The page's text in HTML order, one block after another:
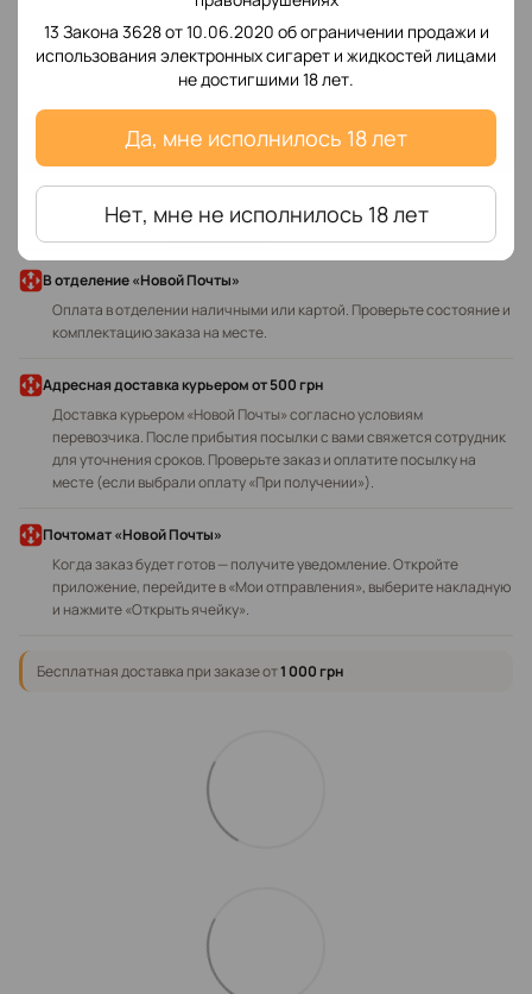
13 Закона 3628 от 10.06.2020 об ограничении продажи и
использования электронных сигарет и жидкостей лицами
не достигшими 18 лет.
Да, мне исполнилось 18 лет
Нет, мне не исполнилось 18 лет
Добавьте первый отзыв
Написать отзыв
Доставка Оплата
В отделение «Новой Почты»
Оплата в отделении наличными или картой. Проверьте состояние и
комплектацию заказа на месте.
Адресная доставка курьеромот 500 грн
Доставка курьером «Новой Почты» согласно условиям
перевозчика. После прибытия посылки с вами свяжется сотрудник
для уточнения сроков. Проверьте заказ и оплатите посылку на
месте (если выбрали оплату «При получении»).
Почтомат «Новой Почты»
Когда заказ будет готов — получите уведомление. Откройте
приложение, перейдите в «Мои отправления», выберите накладную
и нажмите «Открыть ячейку».
Бесплатная доставка при заказе от1 000 грн